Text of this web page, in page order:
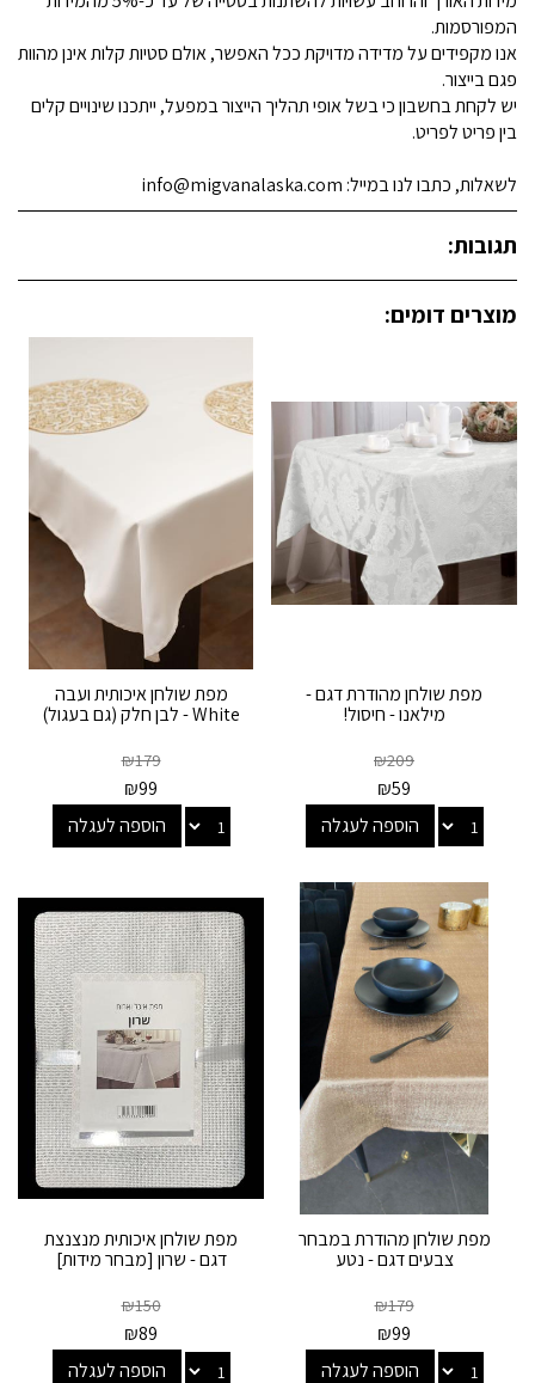
המפורסמות.
אנו מקפידים על מדידה מדויקת ככל האפשר, אולם סטיות קלות אינן מהוות
פגם בייצור.
יש לקחת בחשבון כי בשל אופי תהליך הייצור במפעל, ייתכנו שינויים קלים
בין פריט לפריט.
לשאלות, כתבו לנו במייל: info@migvanalaska.com
תגובות:
מוצרים דומים:
מפת שולחן מהודרת דגם -
מילאנו - חיסול!
₪209
₪59
הוספה לעגלה
מפת שולחן איכותית ועבה
White - לבן חלק (גם בעגול)
₪179
₪99
הוספה לעגלה
מפת שולחן מהודרת במבחר
צבעים דגם - נטע
₪179
₪99
הוספה לעגלה
מפת שולחן איכותית מנצנצת
דגם - שרון [מבחר מידות]
₪150
₪89
הוספה לעגלה